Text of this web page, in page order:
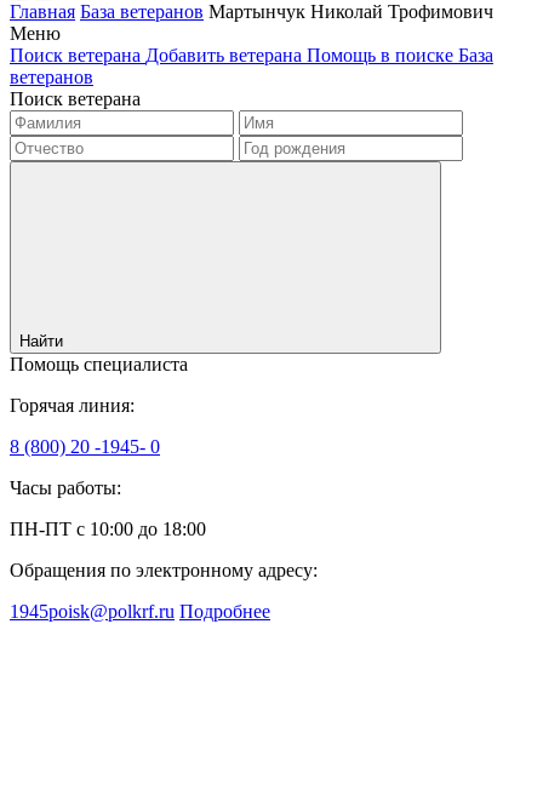
Главная База ветеранов Мартынчук Николай Трофимович
Меню
Поиск ветерана Добавить ветерана Помощь в поиске База
ветеранов
Поиск ветерана
Найти
Помощь специалиста
Горячая линия:
8 (800) 20 -1945- 0
Часы работы:
ПН-ПТ с 10:00 до 18:00
Обращения по электронному адресу:
1945poisk@polkrf.ru Подробнее